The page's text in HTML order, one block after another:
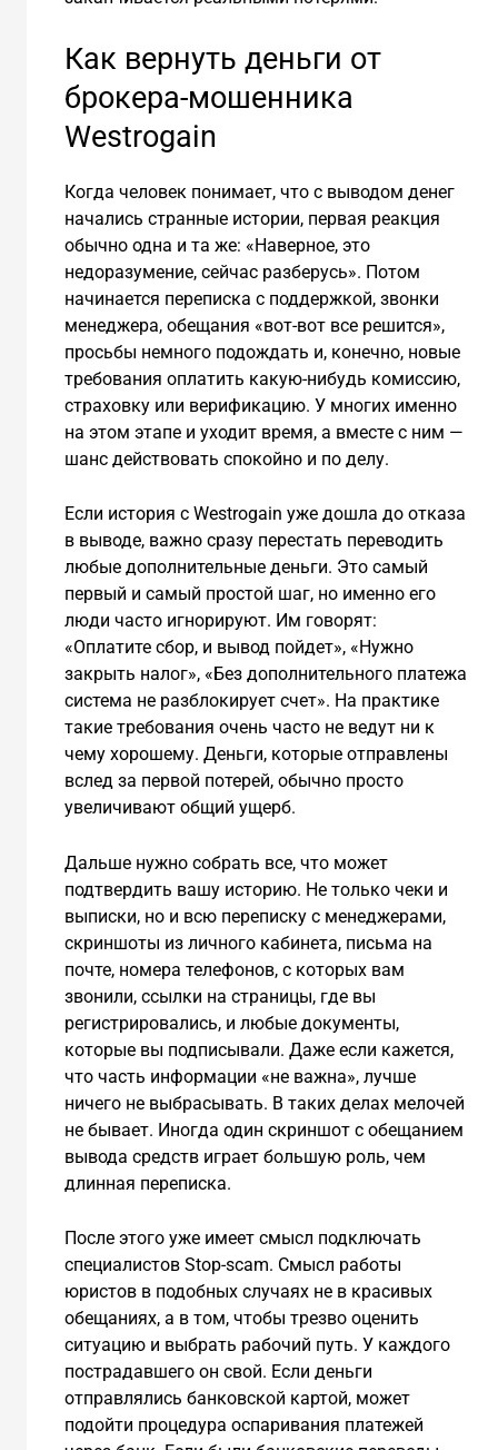
Как вернуть деньги от
брокера-мошенника
Westrogain
Когда человек понимает, что с выводом денег
начались странные истории, первая реакция
обычно одна и та же: «Наверное, это
недоразумение, сейчас разберусь». Потом
начинается переписка с поддержкой, звонки
менеджера, обещания «вот-вот все решится»,
просьбы немного подождать и, конечно, новые
требования оплатить какую-нибудь комиссию,
страховку или верификацию. У многих именно
на этом этапе и уходит время, а вместе с ним —
шанс действовать спокойно и по делу.
Если история с Westrogain уже дошла до отказа
в выводе, важно сразу перестать переводить
любые дополнительные деньги. Это самый
первый и самый простой шаг, но именно его
люди часто игнорируют. Им говорят:
«Оплатите сбор, и вывод пойдет», «Нужно
закрыть налог», «Без дополнительного платежа
система не разблокирует счет». На практике
такие требования очень часто не ведут ни к
чему хорошему. Деньги, которые отправлены
вслед за первой потерей, обычно просто
увеличивают общий ущерб.
Дальше нужно собрать все, что может
подтвердить вашу историю. Не только чеки и
выписки, но и всю переписку с менеджерами,
скриншоты из личного кабинета, письма на
почте, номера телефонов, с которых вам
звонили, ссылки на страницы, где вы
регистрировались, и любые документы,
которые вы подписывали. Даже если кажется,
что часть информации «не важна», лучше
ничего не выбрасывать. В таких делах мелочей
не бывает. Иногда один скриншот с обещанием
вывода средств играет большую роль, чем
длинная переписка.
После этого уже имеет смысл подключать
специалистов Stop-scam. Смысл работы
юристов в подобных случаях не в красивых
обещаниях, а в том, чтобы трезво оценить
ситуацию и выбрать рабочий путь. У каждого
пострадавшего он свой. Если деньги
отправлялись банковской картой, может
подойти процедура оспаривания платежей